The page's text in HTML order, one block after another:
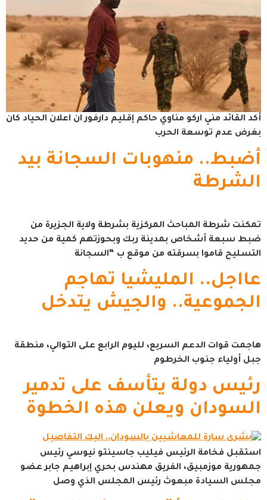
أكد القائد مني اركو مناوي حاكم إقليم دارفور ان اعلان الحياد كان
بغرض عدم توسعة الحرب
أضبط.. منهوبات السجانة بيد
الشرطة
تمكنت شرطة المباحث المركزية بشرطة ولاية الجزيرة من
ضبط سبعة أشخاص بمدينة ربك وبحوزتهم كمية من حديد
التسليح قاموا بسرقته من موقع ب “السجانة
عااجل.. المليشيا تهاجم
الجموعية.. والجيش يتدخل
هاجمت قوات الدعم السريع، لليوم الرابع على التوالي، منطقة
جبل أولياء جنوب الخرطوم
رئيس دولة يتأسف على تدمير
السودان ويعلن هذه الخطوة
استقبل فخامة الرئيس فيليب جاسينتو نيوسي رئيس
جمهورية موزمبيق، الفريق مهندس بحري إبراهيم جابر عضو
مجلس السيادة مبعوث رئيس المجلس الذي وصل